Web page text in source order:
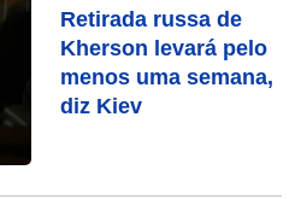
Retirada russa de
Kherson levará pelo
menos uma semana,
diz Kiev